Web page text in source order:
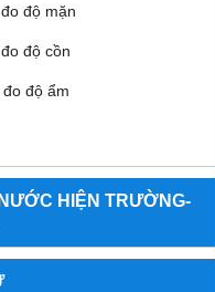
độ mặn
độ cồn
độ ẩm
HIỆN TRƯỜNG-